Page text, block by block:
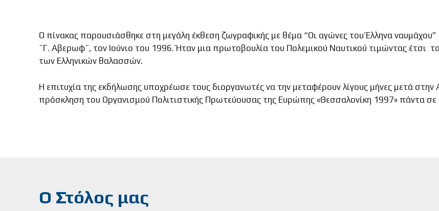
Ο πίνακας παρουσιάσθηκε στη μεγάλη έκθεση ζωγραφικής με θέμα “Οι αγώνες του Έλληνα
¨Γ. Αβερωφ¨, τον Ιούνιο του 1996. Ήταν μια πρωτοβουλία του Πολεμικού Ναυτικού τιμώντας έτσι
των Ελληνικών θαλασσών.
Η επιτυχία της εκδήλωσης υποχρέωσε τους διοργανωτές να την μεταφέρουν λίγους μήνες μετά στην
πρόσκληση του Οργανισμού Πολιτιστικής Πρωτεύουσας της Ευρώπης «Θεσσαλονίκη 1997» πάντα σε
Ο Στόλος μας